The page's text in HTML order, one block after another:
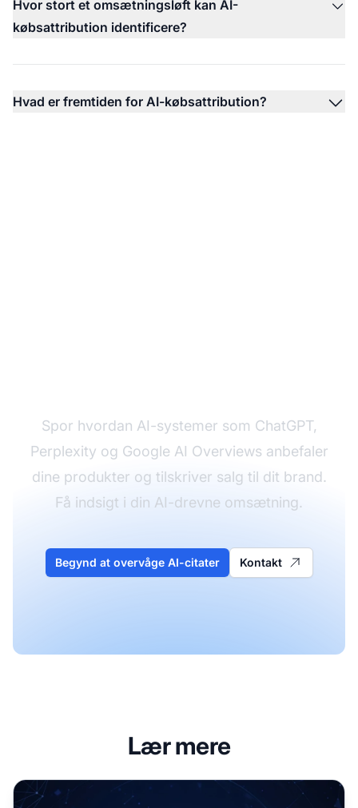
Hvor stort et omsætningsløft kan AI-
købsattribution identificere?
Hvad er fremtiden for AI-købsattribution?
Spor hvordan AI-systemer som ChatGPT,
Perplexity og Google AI Overviews anbefaler
dine produkter og tilskriver salg til dit brand.
Få indsigt i din AI-drevne omsætning.
Begynd at overvåge AI-citater Kontakt
Lær mere
AI-konverteringsattribution